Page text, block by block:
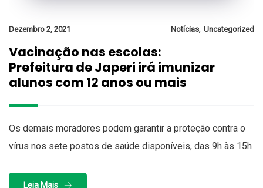
Dezembro 2, 2021 Notícias, Uncategorized
Vacinação nas escolas:
Prefeitura de Japeri irá imunizar
alunos com 12 anos ou mais
Os demais moradores podem garantir a proteção contra o
vírus nos sete postos de saúde disponíveis, das 9h às 15h
Leia Mais